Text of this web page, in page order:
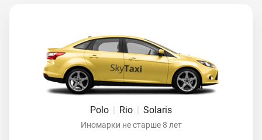
Polo | Rio | Solaris
Иномарки не старше 8 лет